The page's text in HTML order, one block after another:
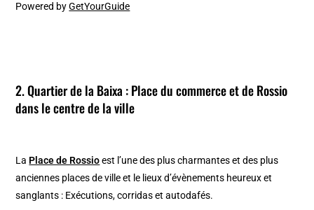
Powered byGetYourGuide
2. Quartier de la Baixa : Place du commerce et de Rossio
dans le centre de la ville
La Place de Rossioest l’une des plus charmantes et des plus
anciennes places de ville et le lieux d’évènements heureux et
sanglants : Exécutions, corridas et autodafés.